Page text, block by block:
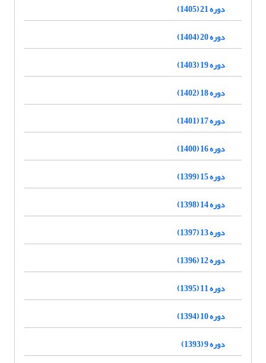
دوره 21 (1405)
دوره 20 (1404)
دوره 19 (1403)
دوره 18 (1402)
دوره 17 (1401)
دوره 16 (1400)
دوره 15 (1399)
دوره 14 (1398)
دوره 13 (1397)
دوره 12 (1396)
دوره 11 (1395)
دوره 10 (1394)
دوره 9 (1393)